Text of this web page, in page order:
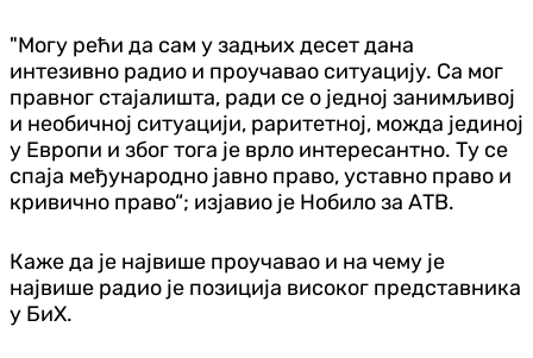
"Могу рећи да сам у задњих десет дана
интезивно радио и проучавао ситуацију. Са мог
правног стајалишта, ради се о једној занимљивој
и необичној ситуацији, раритетној, можда јединој
у Европи и због тога је врло интересантно. Ту се
спаја међународно јавно право, уставно право и
кривично право“; изјавио је Нобило за АТВ.
Каже да је највише проучавао и на чему је
највише радио је позиција високог представника
у БиХ.